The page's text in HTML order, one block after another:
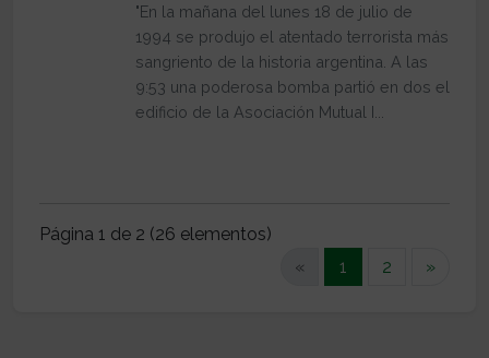
"En la mañana del lunes 18 de julio de
1994 se produjo el atentado terrorista más
sangriento de la historia argentina. A las
9:53 una poderosa bomba partió en dos el
edificio de la Asociación Mutual I...
Página 1 de 2 (26 elementos)
«
1 (current)
2 »